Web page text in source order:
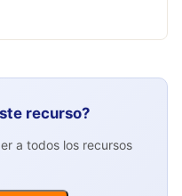
recurso?
a todos los recursos